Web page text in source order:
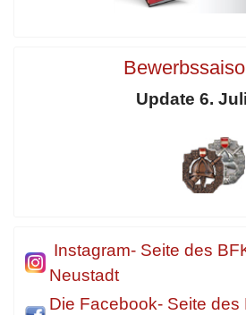
Update 6.
Instagram- Seite des
Neustadt
Die Facebook- Seite des